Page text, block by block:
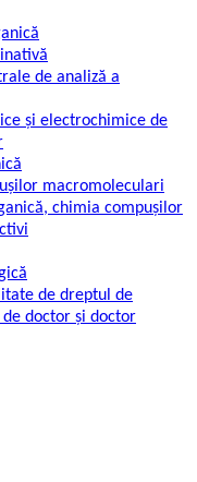
de analiză a
și electrochimice de
macromoleculari
chimia compușilor
de dreptul de
doctor şi doctor